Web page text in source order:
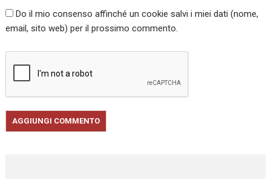
Do il mio consenso affinché un cookie salvi i miei dati (nome,
email, sito web) per il prossimo commento.